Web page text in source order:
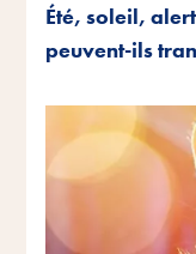
Été, soleil,
peuvent-ils